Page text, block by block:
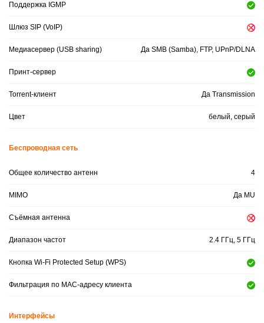
Поддержка IGMP
Шлюз SIP (VoIP)
Медиасервер (USB sharing) Да SMB (Samba), FTP, UPnP/DLNA
Принт-сервер
Torrent-клиент Да Transmission
Цвет белый, серый
Беспроводная сеть
Общее количество антенн 4
MIMO Да MU
Съёмная антенна
Диапазон частот 2.4 ГГц, 5 ГГц
Кнопка Wi-Fi Protected Setup (WPS)
Фильтрация по МАС-адресу клиента
Интерфейсы